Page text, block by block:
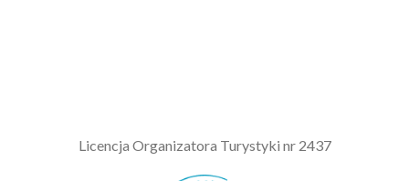
Licencja Organizatora Turystyki nr 2437